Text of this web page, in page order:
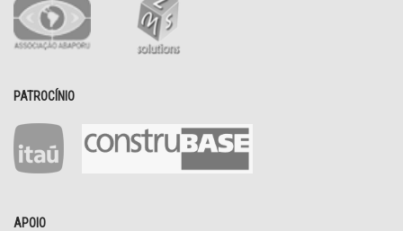
PATROCÍNIO
APOIO